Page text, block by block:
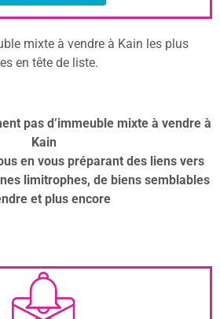
mixte à vendre à Kain les plus
en tête de liste.
pas d’immeuble mixte à vendre à
Kain
en vous préparant des liens vers
limitrophes, de biens semblables
et plus encore